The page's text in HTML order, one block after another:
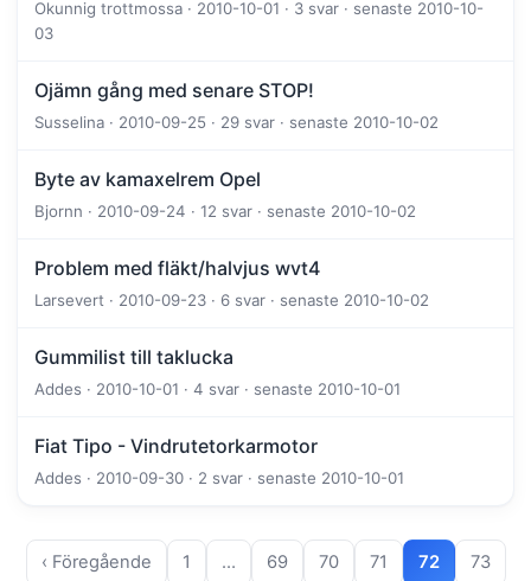
Okunnig trottmossa · 2010-10-01 · 3 svar · senaste 2010-10-
03
Ojämn gång med senare STOP!
Susselina · 2010-09-25 · 29 svar · senaste 2010-10-02
Byte av kamaxelrem Opel
Bjornn · 2010-09-24 · 12 svar · senaste 2010-10-02
Problem med fläkt/halvjus wvt4
Larsevert · 2010-09-23 · 6 svar · senaste 2010-10-02
Gummilist till taklucka
Addes · 2010-10-01 · 4 svar · senaste 2010-10-01
Fiat Tipo - Vindrutetorkarmotor
Addes · 2010-09-30 · 2 svar · senaste 2010-10-01
‹ Föregående 1 … 69 70 71 72 73